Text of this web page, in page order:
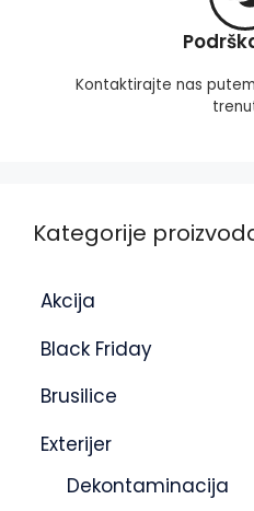
Kontaktirajte nas
Kategorije
Akcija
Black Friday
Brusilice
Exterijer
Dekontaminacija